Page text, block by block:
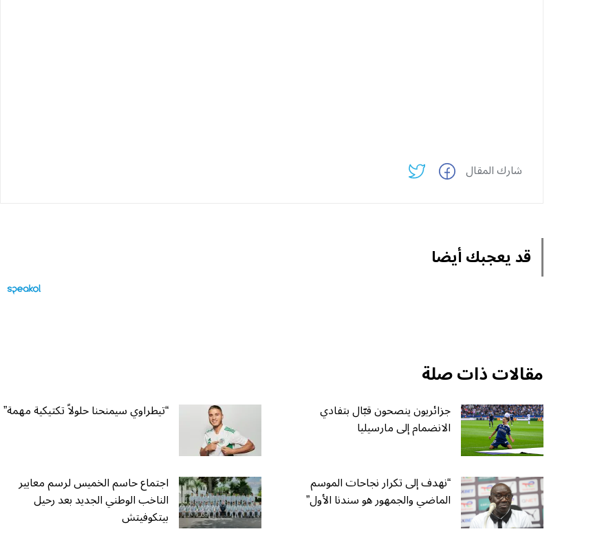
شارك المقال
قد يعجبك أيضا
مقالات ذات صلة
جزائريون ينصحون قبّال بتفادي
الانضمام إلى مارسيليا
“تيطراوي سيمنحنا حلولاً تكتيكية مهمة”
“نهدف إلى تكرار نجاحات الموسم
الماضي والجمهور هو سندنا الأول”
اجتماع حاسم الخميس لرسم معايير
الناخب الوطني الجديد بعد رحيل
بيتكوفيتش